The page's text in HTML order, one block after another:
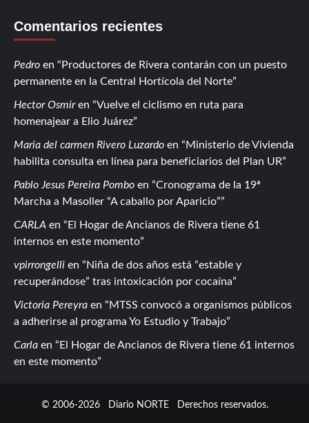
Comentarios recientes
Pedro en
Productores de Rivera contarán con un puesto
permanente en la Central Hortícola del Norte
Hector Osmiren
Vuelve el ciclismo en ruta para
homenajear a Elio Juárez
Maria del carmen Rivero Luzardo en
Ministerio de Vivienda
habilita consulta en línea para beneficiarios del Plan UR
Pablo Jesus Pereira Pombo en
Cronograma de la 19ª
Marcha a Masoller “A caballo por Aparicio”
CARLA en
El Hogar de Ancianos de Rivera tiene 61
internos en este momento
vpirrongelli en
Niña de dos años está “estable y
recuperándose” tras intoxicación por cocaína
Victoria Pereyra en
MTSS convocó a organismos públicos
a adherirse al programa Yo Estudio y Trabajo
Carla en
El Hogar de Ancianos de Rivera tiene 61 internos
en este momento
© 2006-2026 Diario NORTEDerechos reservados.